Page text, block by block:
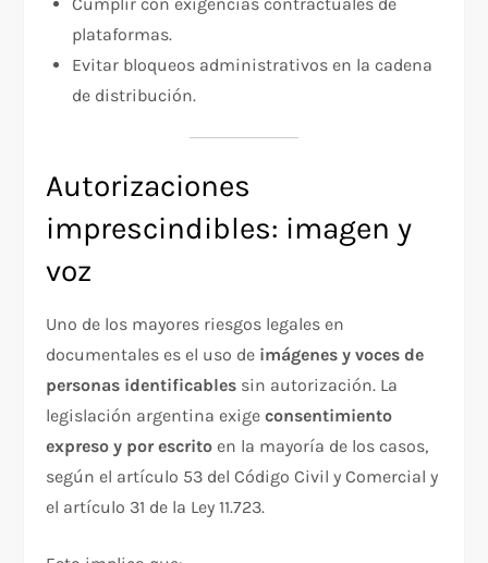
plataformas.
Evitar bloqueos administrativos en la cadena
de distribución.
Autorizaciones
imprescindibles: imagen y
voz
Uno de los mayores riesgos legales en
documentales es el uso de imágenes y voces de
personas identificables sin autorización. La
legislación argentina exigeconsentimiento
expreso y por escrito en la mayoría de los casos,
según el artículo 53 del Código Civil y Comercial y
el artículo 31 de la Ley 11.723.